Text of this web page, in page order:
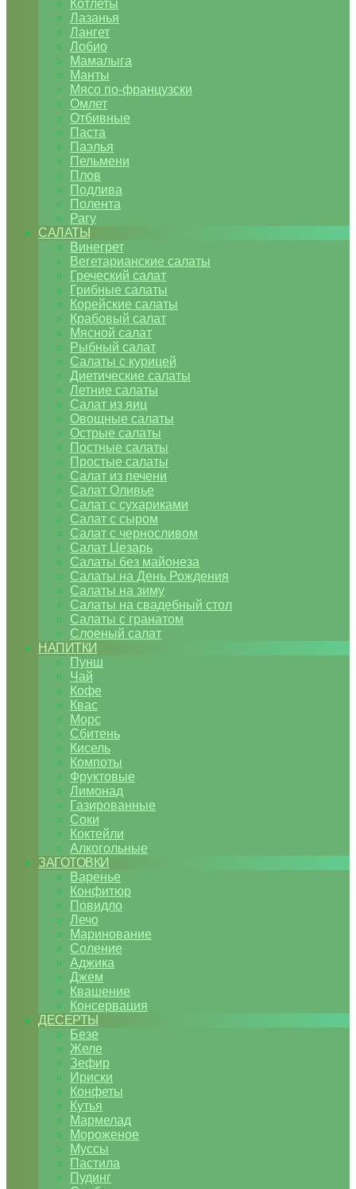
Котлеты
Лазанья
Лангет
Лобио
Мамалыга
Манты
Мясо по-французски
Омлет
Отбивные
Паста
Паэлья
Пельмени
Плов
Подлива
Полента
Рагу
САЛАТЫ
Винегрет
Вегетарианские салаты
Греческий салат
Грибные салаты
Корейские салаты
Крабовый салат
Мясной салат
Рыбный салат
Салаты с курицей
Диетические салаты
Летние салаты
Салат из яиц
Овощные салаты
Острые салаты
Постные салаты
Простые салаты
Салат из печени
Салат Оливье
Салат с сухариками
Салат с сыром
Салат с черносливом
Салат Цезарь
Салаты без майонеза
Салаты на День Рождения
Салаты на зиму
Салаты на свадебный стол
Салаты с гранатом
Слоеный салат
НАПИТКИ
Пунш
Чай
Кофе
Квас
Морс
Сбитень
Кисель
Компоты
Фруктовые
Лимонад
Газированные
Соки
Коктейли
Алкогольные
ЗАГОТОВКИ
Варенье
Конфитюр
Повидло
Лечо
Маринование
Соление
Аджика
Джем
Квашение
Консервация
ДЕСЕРТЫ
Безе
Желе
Зефир
Ириски
Конфеты
Кутья
Мармелад
Мороженое
Муссы
Пастила
Пудинг